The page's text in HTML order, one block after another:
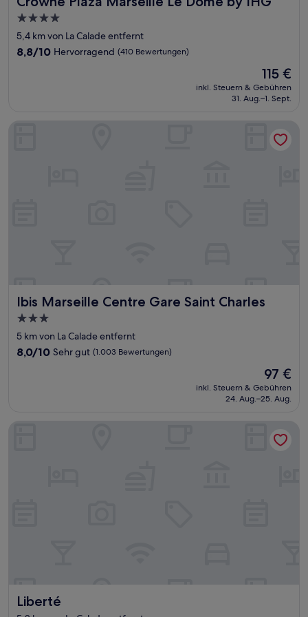
4.0-
Sterne-
Unterkunft
5,4 km von La Calade entfernt
8.8
8,8/10 Hervorragend (410 Bewertungen)
Der
Preis
beträgt
115 €
inkl. Steuern & Gebühren
31. Aug.–1. Sept.
Ibis Marseille Centre Gare Saint Charles
Ibis Marseille Centre Gare Saint Charles
3.0-
Sterne-
Unterkunft
5 km von La Calade entfernt
8.0
Bewertungen)
8,0/10 Sehr gut (1.003 Bewertungen)
Der
Preis
beträgt
97 €
inkl. Steuern & Gebühren
24. Aug.–25. Aug.
Liberté
Liberté
Liberté